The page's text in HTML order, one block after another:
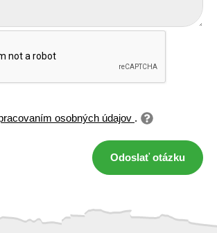
osobných údajov .
Odoslať otázku